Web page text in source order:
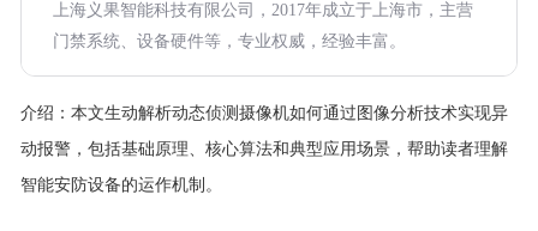
上海义果智能科技有限公司，2017年成立于上海市，主营
门禁系统、设备硬件等，专业权威，经验丰富。
介绍： 本文生动解析动态侦测摄像机如何通过图像分析技术实现异
动报警，包括基础原理、核心算法和典型应用场景，帮助读者理解
智能安防设备的运作机制。